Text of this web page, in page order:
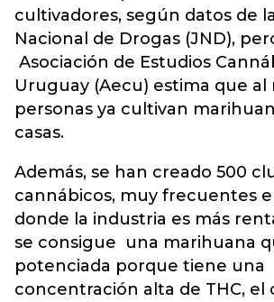
cultivadores, según datos de
Nacional de Drogas (JND),
Asociación de Estudios
Uruguay (Aecu) estima que al
personas ya cultivan
casas.
Además, se han creado 500
cannábicos, muy frecuentes
donde la industria es más
se consigue una marihuana
potenciada porque tiene una
concentración alta de THC,